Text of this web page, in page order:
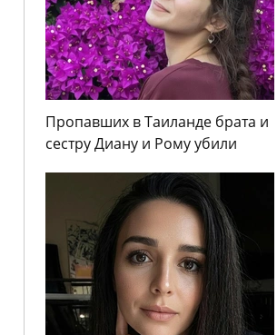
Пропавших в Таиланде брата и
сестру Диану и Рому убили